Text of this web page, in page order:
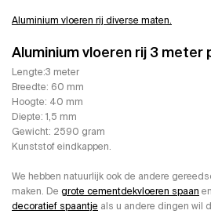
Aluminium vloeren rij diverse maten.
Aluminium vloeren rij 3
Lengte:3 meter
Breedte: 60 mm
Hoogte: 40 mm
Diepte: 1,5 mm
Gewicht: 2590 gram
Kunststof eindkappen.
We hebben natuurlijk ook de andere
maken. De grote cementdekvloeren spaan
decoratief spaantje als u andere dingen wil